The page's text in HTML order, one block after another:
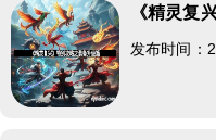
《精灵复
发布时间：